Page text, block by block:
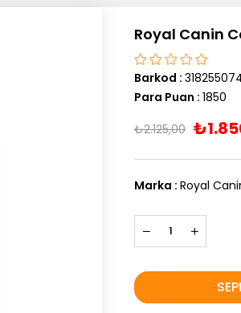
Royal Canin
Barkod :
Para Puan : 1850
₺2.125,00
Marka : Royal